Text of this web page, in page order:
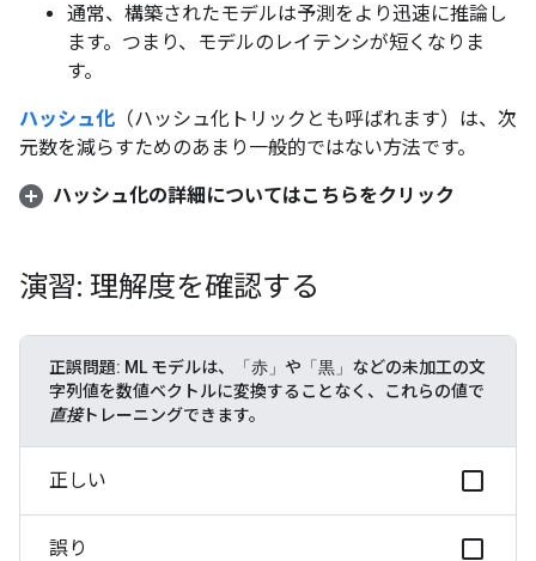
通常、構築されたモデルは予測をより迅速に推論し
ます。つまり、モデルのレイテンシが短くなりま
す。
ハッシュ化 （ハッシュ化トリックとも呼ばれます）は、次
元数を減らすためのあまり一般的ではない方法です。
ハッシュ化の詳細についてはこちらをクリック
演習: 理解度を確認する
正誤問題: ML モデルは、 「赤」 や 「黒」 などの未加工の文
字列値を数値ベクトルに変換することなく、これらの値で
直接トレーニングできます。
正しい
誤り